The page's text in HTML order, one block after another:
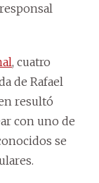
, cuatro
de Rafael
resultó
con uno de
se